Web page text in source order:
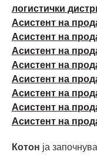
логистички
Асистент на
Асистент на
Асистент на
Асистент на
Асистент на
Асистент на
Асистент на
Асистент на
Котон ја